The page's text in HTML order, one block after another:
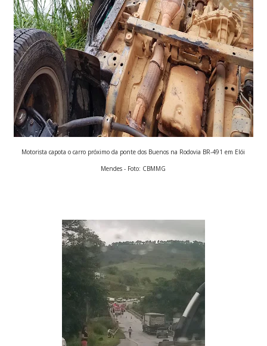
Motorista capota o carro próximo da ponte dos Buenos na Rodovia BR-491 em Elói
Mendes - Foto: CBMMG